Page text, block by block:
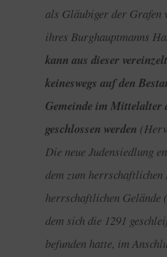
als Gläubiger der Grafen
ihres Burghauptmanns
kann aus dieser
keineswegs auf den
Gemeinde im Mittelalter
geschlossen werden
Die neue Judensiedlung
dem zum
herrschaftlichen
dem sich die 1291
befunden hatte, im